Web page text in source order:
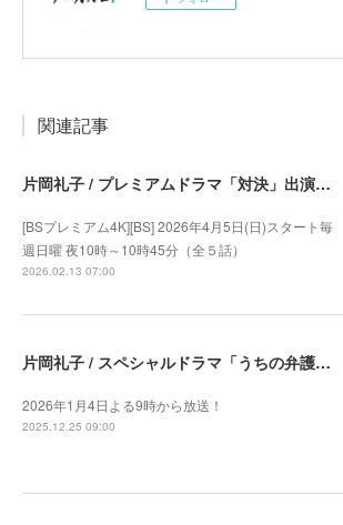
関連記事
片岡礼子 / プレミアムドラマ「対決」出演決定
[BSプレミアム4K][BS] 2026年4月5日(日)スタート毎
週日曜 夜10時～10時45分（全５話）
2026.02.13 07:00
片岡礼子 / スペシャルドラマ「うちの弁護士はまたしても手がかかる」出演決定
2026年1月4日よる9時から放送！
2025.12.25 09:00